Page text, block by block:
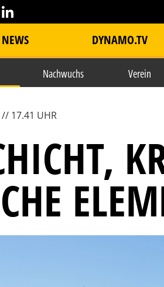
NEWS DYNAMO.TV
Nachwuchs Verein
17.41 UHR